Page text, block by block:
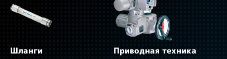
Шланги Приводная техника